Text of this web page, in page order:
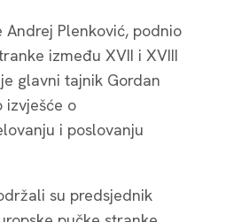
Andrej Plenković, podnio
između XVII i XVIII
glavni tajnik Gordan
izvješće o
i poslovanju
su predsjednik